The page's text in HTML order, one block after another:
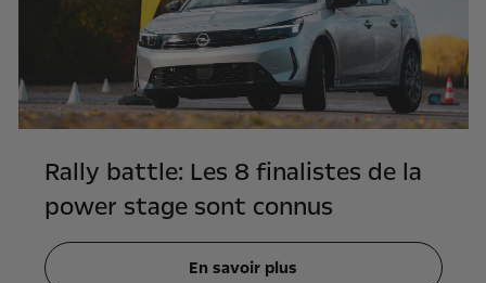
Rally battle: Les 8 finalistes de la
power stage sont connus
En savoir plus